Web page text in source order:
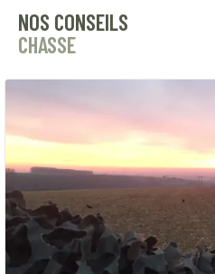
NOS CONSEILS
CHASSE